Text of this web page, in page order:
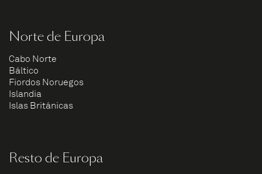
Norte de Europa
Cabo Norte
Báltico
Fiordos Noruegos
Islandia
Islas Británicas
Resto de Europa